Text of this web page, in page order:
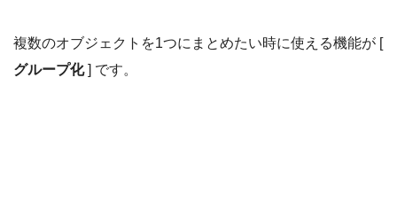
複数のオブジェクトを1つにまとめたい時に使える機能が [
グループ化] です。